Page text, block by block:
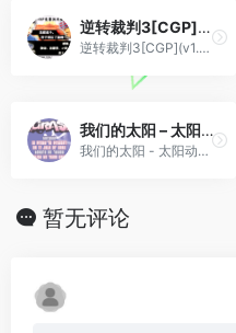
逆转裁判3[CGP](v1.02)(简)(JP)(82.1Mb)
逆转裁判3[CGP](v1.02)(简)(JP)(82.1Mb)
我们的太阳 – 太阳动作RPG[TGB](繁)(JP)(128Mb)
我们的太阳 - 太阳动作RPG[TGB](繁)(JP)(128Mb)
暂无评论